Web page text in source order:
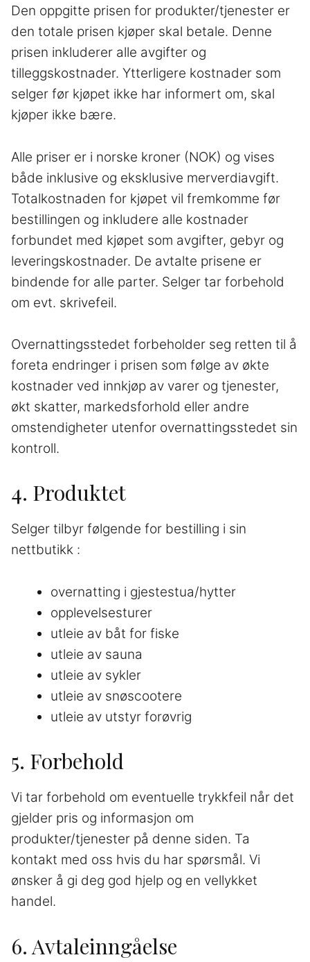
Den oppgitte prisen for produkter/tjenester er
den totale prisen kjøper skal betale. Denne
prisen inkluderer alle avgifter og
tilleggskostnader. Ytterligere kostnader som
selger før kjøpet ikke har informert om, skal
kjøper ikke bære.
Alle priser er i norske kroner (NOK) og vises
både inklusive og eksklusive merverdiavgift.
Totalkostnaden for kjøpet vil fremkomme før
bestillingen og inkludere alle kostnader
forbundet med kjøpet som avgifter, gebyr og
leveringskostnader. De avtalte prisene er
bindende for alle parter. Selger tar forbehold
om evt. skrivefeil.
Overnattingsstedet forbeholder seg retten til å
foreta endringer i prisen som følge av økte
kostnader ved innkjøp av varer og tjenester,
økt skatter, markedsforhold eller andre
omstendigheter utenfor overnattingsstedet sin
kontroll.
4. Produktet
Selger tilbyr følgende for bestilling i sin
nettbutikk :
overnatting i gjestestua/hytter
opplevelsesturer
utleie av båt for fiske
utleie av sauna
utleie av sykler
utleie av snøscootere
utleie av utstyr forøvrig
5. Forbehold
Vi tar forbehold om eventuelle trykkfeil når det
gjelder pris og informasjon om
produkter/tjenester på denne siden. Ta
kontakt med oss hvis du har spørsmål. Vi
ønsker å gi deg god hjelp og en vellykket
handel.
6. Avtaleinngåelse